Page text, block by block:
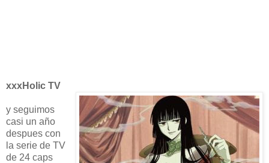
xxxHolic TV
y seguimos
casi un año
despues con
la serie de TV
de 24 caps